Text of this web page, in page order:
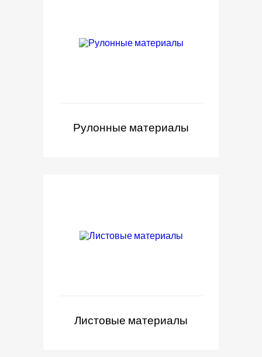
Рулонные материалы
Листовые материалы